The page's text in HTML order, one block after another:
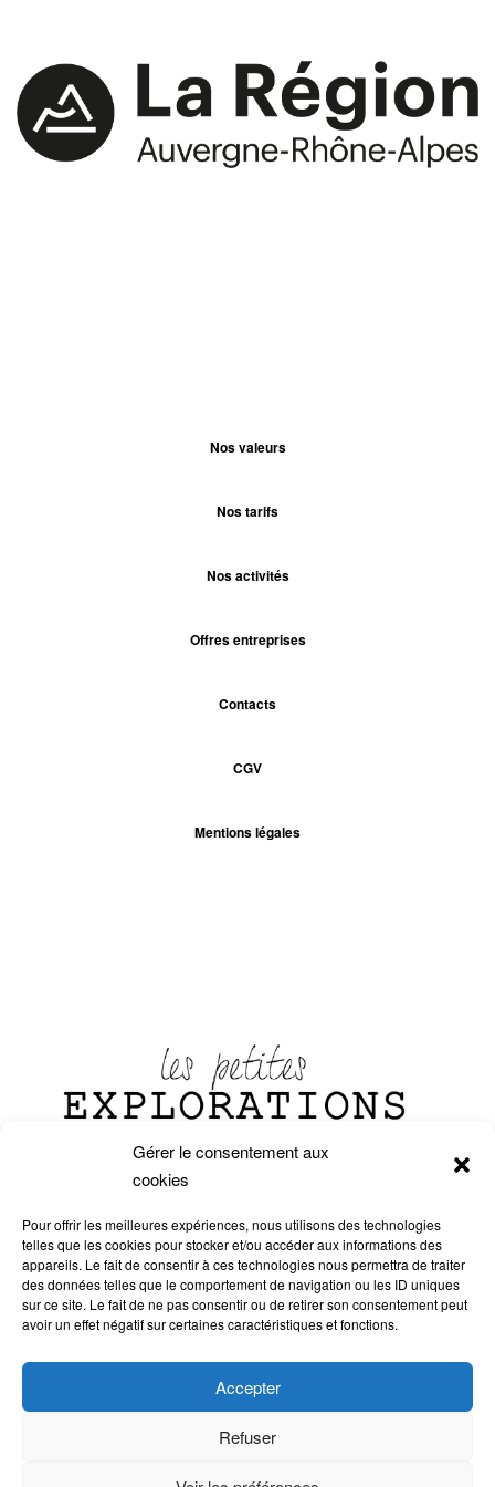
Gérer le consentement aux
cookies
Pour offrir les meilleures expériences, nous utilisons des technologies
telles que les cookies pour stocker et/ou accéder aux informations des
appareils. Le fait de consentir à ces technologies nous permettra de traiter
des données telles que le comportement de navigation ou les ID uniques
sur ce site. Le fait de ne pas consentir ou de retirer son consentement peut
avoir un effet négatif sur certaines caractéristiques et fonctions.
Accepter
Refuser
Nos valeurs
Nos tarifs
Nos activités
Offres entreprises
Contacts
CGV
Mentions légales